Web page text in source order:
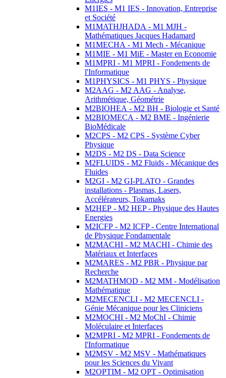
M1IES - M1 IES - Innovation, Entreprise
et Société
M1MATHJHADA - M1 MJH -
Mathématiques Jacques Hadamard
M1MECHA - M1 Mech - Mécanique
M1MIE - M1 MiE - Master en Economie
M1MPRI - M1 MPRI - Fondements de
l'Informatique
M1PHYSICS - M1 PHYS - Physique
M2AAG - M2 AAG - Analyse,
Arithmétique, Géométrie
M2BIOHEA - M2 BH - Biologie et Santé
M2BIOMECA - M2 BME - Ingénierie
BioMédicale
M2CPS - M2 CPS - Système Cyber
Physique
M2DS - M2 DS - Data Science
M2FLUIDS - M2 Fluids - Mécanique des
Fluides
M2GI - M2 GI-PLATO - Grandes
installations - Plasmas, Lasers,
Accélérateurs, Tokamaks
M2HEP - M2 HEP - Physique des Hautes
Energies
M2ICFP - M2 ICFP - Centre International
de Physique Fondamentale
M2MACHI - M2 MACHI - Chimie des
Matériaux et Interfaces
M2MARES - M2 PBR - Physique par
Recherche
M2MATHMOD - M2 MM - Modélisation
Mathématique
M2MECENCLI - M2 MECENCLI -
Génie Mécanique pour les Cliniciens
M2MOCHI - M2 MoChI - Chimie
Moléculaire et Interfaces
M2MPRI - M2 MPRI - Fondements de
l'Informatique
M2MSV - M2 MSV - Mathématiques
pour les Sciences du Vivant
M2OPTIM - M2 OPT - Optimisation